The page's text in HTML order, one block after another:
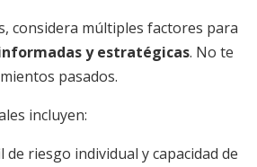
considera múltiples factores para
y estratégicas. No te
pasados.
incluyen:
de riesgo individual y capacidad de